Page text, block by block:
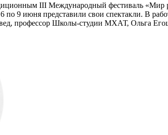
III Международный фестиваль «Мир
по 9 июня представили свои спектакли. В
профессор Школы-студии МХАТ, Ольга